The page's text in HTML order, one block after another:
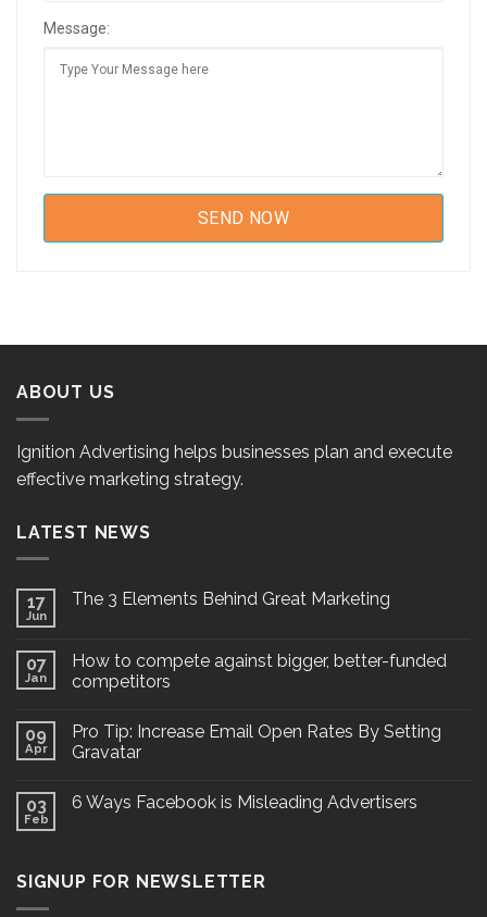
Message:
ABOUT US
Ignition Advertising helps businesses plan and execute
effective marketing strategy.
LATEST NEWS
17
Jun
The 3 Elements Behind Great Marketing
07
Jan
How to compete against bigger, better-funded
competitors
09
Apr
Pro Tip: Increase Email Open Rates By Setting
Gravatar
03
Feb
6 Ways Facebook is Misleading Advertisers
SIGNUP FOR NEWSLETTER